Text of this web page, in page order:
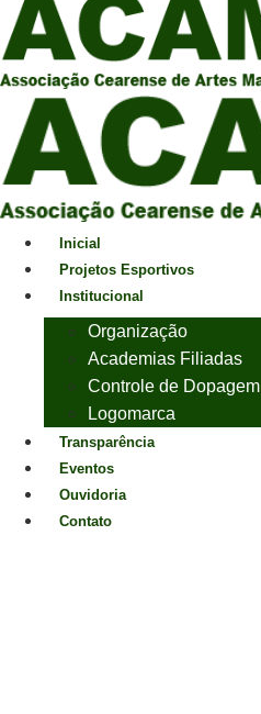
Inicial
Projetos Esportivos
Institucional
Organização
Academias Filiadas
Controle de Dopagem
Logomarca
Transparência
Eventos
Ouvidoria
Contato